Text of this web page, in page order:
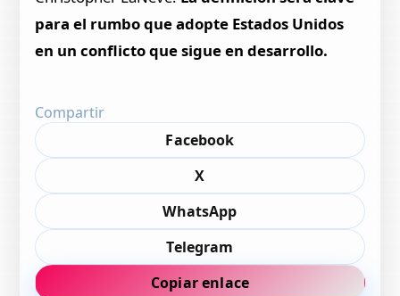
para el rumbo que adopte Estados Unidos
en un conflicto que sigue en desarrollo.
Compartir
Facebook
X
WhatsApp
Telegram
Copiar enlace